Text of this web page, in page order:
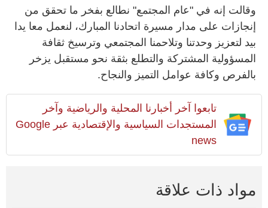
وقالت إنه في "عام المجتمع" نطالع بفخر ما تحقق من
إنجازات على مدار مسيرة اتحادنا المبارك، لنعمل معا يدا
بيد لتعزيز وحدتنا وتلاحمنا المجتمعي وترسيخ ثقافة
المسؤولية المشتركة والتطلع بثقة نحو مستقبل يزخر
بالفرص وكافة عوامل التميز والنجاح.
تابعوا آخر أخبارنا المحلية والرياضية وآخر
المستجدات السياسية والإقتصادية عبر Google
news
مواد ذات علاقة